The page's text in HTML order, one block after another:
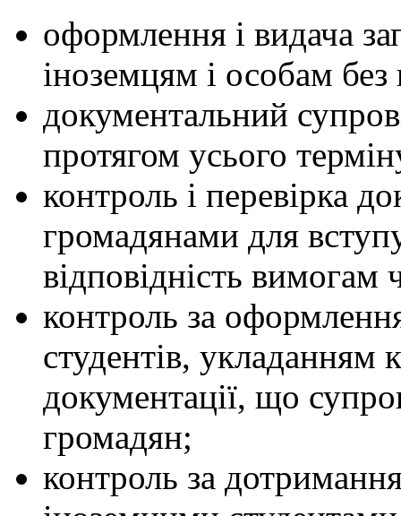
оформлення і видача
іноземцям і особам без
документальний
протягом усього
контроль і перевірка
громадянами для
відповідність вимогам
контроль за
студентів, укладанням
документації, що
громадян;
контроль за